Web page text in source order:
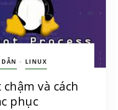
• LINUX
và cách
phục